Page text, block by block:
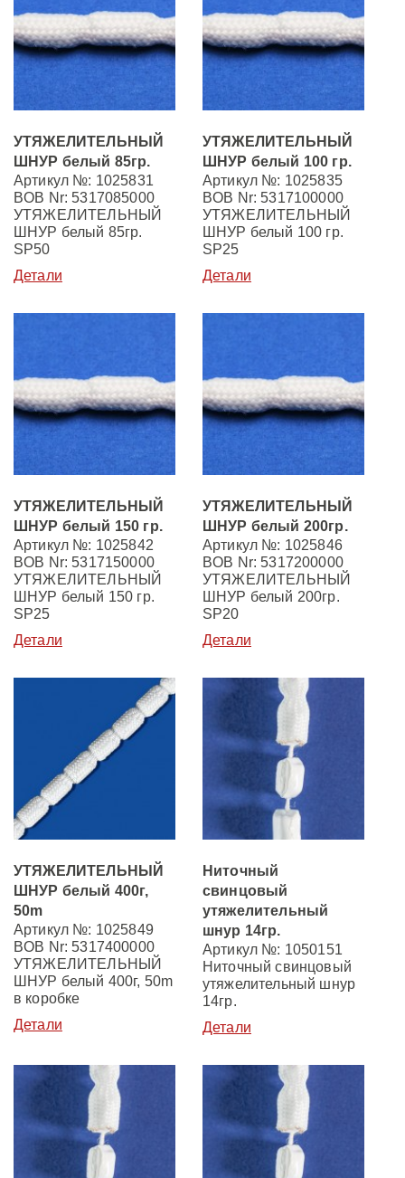
УТЯЖЕЛИТЕЛЬНЫЙ
ШНУР белый 85гр.
Артикул №: 1025831
BOB Nr: 5317085000
УТЯЖЕЛИТЕЛЬНЫЙ
ШНУР белый 85гр.
SP50
Детали
УТЯЖЕЛИТЕЛЬНЫЙ
ШНУР белый 100 гр.
Артикул №: 1025835
BOB Nr: 5317100000
УТЯЖЕЛИТЕЛЬНЫЙ
ШНУР белый 100 гр.
SP25
Детали
УТЯЖЕЛИТЕЛЬНЫЙ
ШНУР белый 150 гр.
Артикул №: 1025842
BOB Nr: 5317150000
УТЯЖЕЛИТЕЛЬНЫЙ
ШНУР белый 150 гр.
SP25
Детали
УТЯЖЕЛИТЕЛЬНЫЙ
ШНУР белый 200гр.
Артикул №: 1025846
BOB Nr: 5317200000
УТЯЖЕЛИТЕЛЬНЫЙ
ШНУР белый 200гр.
SP20
Детали
УТЯЖЕЛИТЕЛЬНЫЙ
ШНУР белый 400г,
50m
Артикул №: 1025849
BOB Nr: 5317400000
УТЯЖЕЛИТЕЛЬНЫЙ
ШНУР белый 400г, 50m
в коробке
Детали
Ниточный
свинцовый
утяжелительный
шнур 14гр.
Артикул №: 1050151
Ниточный свинцовый
утяжелительный шнур
14гр.
Детали